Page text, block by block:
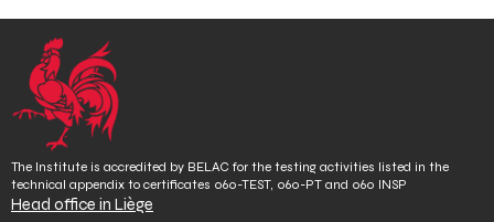
The Institute is accredited by BELAC for the testing activities listed in the
technical appendix to certificates 060-TEST, 060-PT and 060 INSP
Head office in Liège